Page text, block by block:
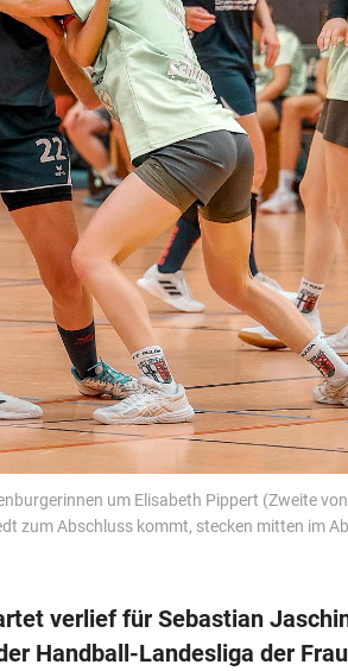
um Elisabeth Pippert (Zweite
zum Abschluss kommt, stecken mitten im
verlief für Sebastian
Handball-Landesliga der